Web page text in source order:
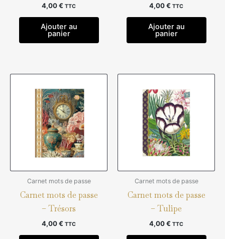
4,00€ TTC
Ajouter au
panier
4,00€ TTC
Ajouter au
panier
Carnet mots de passe
Carnet mots de passe
– Trésors
4,00€ TTC
Carnet mots de passe
Carnet mots de passe
– Tulipe
4,00€ TTC